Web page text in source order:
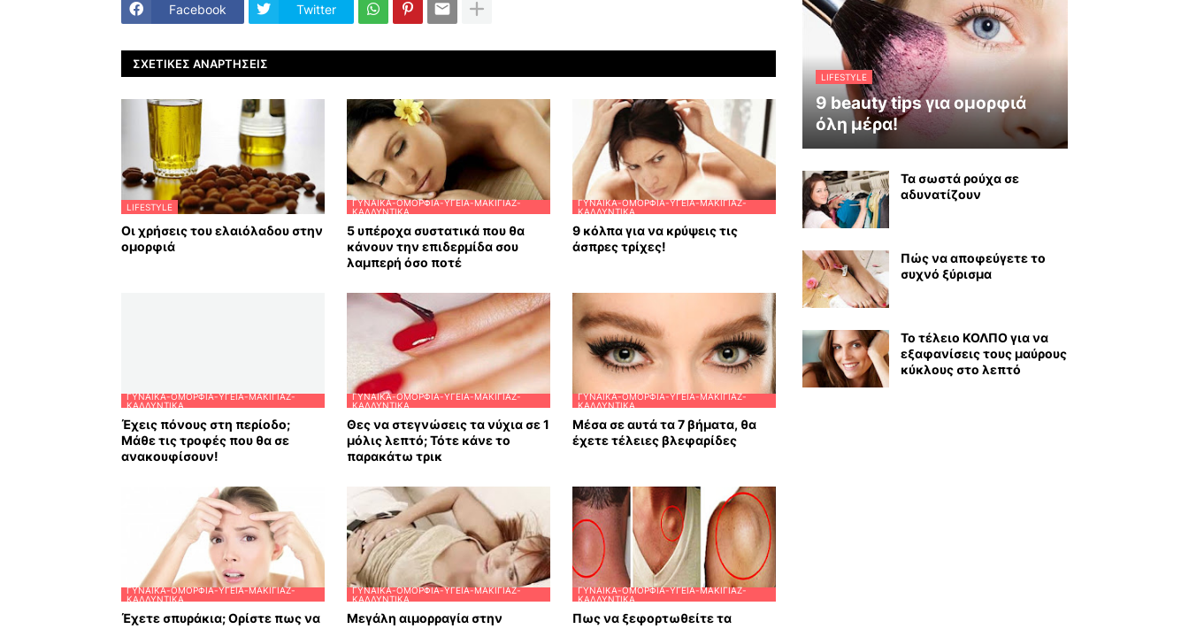
Facebook Twitter
ΣΧΕΤΙΚΈΣ ΑΝΑΡΤΉΣΕΙΣ
LIFESTYLE
Οι χρήσεις του ελαιόλαδου στην
ομορφιά
ΓΥΝΑΊΚΑ-ΟΜΟΡΦΙΆ-ΥΓΕΊΑ-ΜΑΚΙΓΙΆΖ-
ΚΑΛΛΥΝΤΙΚΆ
5 υπέροχα συστατικά που θα
κάνουν την επιδερμίδα σου
λαμπερή όσο ποτέ
ΓΥΝΑΊΚΑ-ΟΜΟΡΦΙΆ-ΥΓΕΊΑ-ΜΑΚΙΓΙΆΖ-
ΚΑΛΛΥΝΤΙΚΆ
9 κόλπα για να κρύψεις τις
άσπρες τρίχες!
ΓΥΝΑΊΚΑ-ΟΜΟΡΦΙΆ-ΥΓΕΊΑ-ΜΑΚΙΓΙΆΖ-
ΚΑΛΛΥΝΤΙΚΆ
Έχεις πόνους στη περίοδο;
Μάθε τις τροφές που θα σε
ανακουφίσουν!
ΓΥΝΑΊΚΑ-ΟΜΟΡΦΙΆ-ΥΓΕΊΑ-ΜΑΚΙΓΙΆΖ-
ΚΑΛΛΥΝΤΙΚΆ
Θες να στεγνώσεις τα νύχια σε 1
μόλις λεπτό; Τότε κάνε το
παρακάτω τρικ
ΓΥΝΑΊΚΑ-ΟΜΟΡΦΙΆ-ΥΓΕΊΑ-ΜΑΚΙΓΙΆΖ-
ΚΑΛΛΥΝΤΙΚΆ
Μέσα σε αυτά τα 7 βήματα, θα
έχετε τέλειες βλεφαρίδες
ΓΥΝΑΊΚΑ-ΟΜΟΡΦΙΆ-ΥΓΕΊΑ-ΜΑΚΙΓΙΆΖ-
ΚΑΛΛΥΝΤΙΚΆ
Έχετε σπυράκια; Ορίστε πως να
ΓΥΝΑΊΚΑ-ΟΜΟΡΦΙΆ-ΥΓΕΊΑ-ΜΑΚΙΓΙΆΖ-
ΚΑΛΛΥΝΤΙΚΆ
Μεγάλη αιμορραγία στην
ΓΥΝΑΊΚΑ-ΟΜΟΡΦΙΆ-ΥΓΕΊΑ-ΜΑΚΙΓΙΆΖ-
ΚΑΛΛΥΝΤΙΚΆ
Πως να ξεφορτωθείτε τα
LIFESTYLE
9 beauty tips για ομορφιά
όλη μέρα!
Τα σωστά ρούχα σε
αδυνατίζουν
Πώς να αποφεύγετε το
συχνό ξύρισμα
Το τέλειο ΚΟΛΠΟ για να
εξαφανίσεις τους μαύρους
κύκλους στο λεπτό